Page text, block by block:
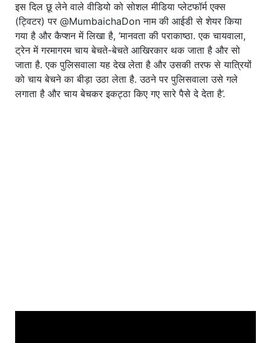
इस दिल छू लेने वाले वीडियो को सोशल मीडिया प्लेटफॉर्म एक्स
(ट्विटर) पर @MumbaichaDon नाम की आईडी से शेयर किया
गया है और कैप्शन में लिखा है, ‘मानवता की पराकाष्ठा. एक चायवाला,
ट्रेन में गरमागरम चाय बेचते-बेचते आखिरकार थक जाता है और सो
जाता है. एक पुलिसवाला यह देख लेता है और उसकी तरफ से यात्रियों
को चाय बेचने का बीड़ा उठा लेता है. उठने पर पुलिसवाला उसे गले
लगाता है और चाय बेचकर इकट्ठा किए गए सारे पैसे दे देता है’.